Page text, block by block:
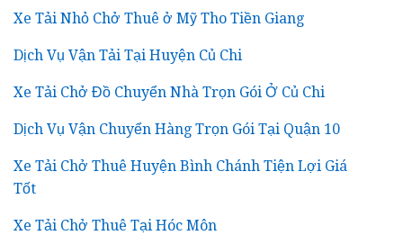
Xe Tải Nhỏ Chở Thuê ở Mỹ Tho Tiền Giang
Dịch Vụ Vận Tải Tại Huyện Củ Chi
Xe Tải Chở Đồ Chuyển Nhà Trọn Gói Ở Củ Chi
Dịch Vụ Vận Chuyển Hàng Trọn Gói Tại Quận 10
Xe Tải Chở Thuê Huyện Bình Chánh Tiện Lợi Giá
Tốt
Xe Tải Chở Thuê Tại Hóc Môn